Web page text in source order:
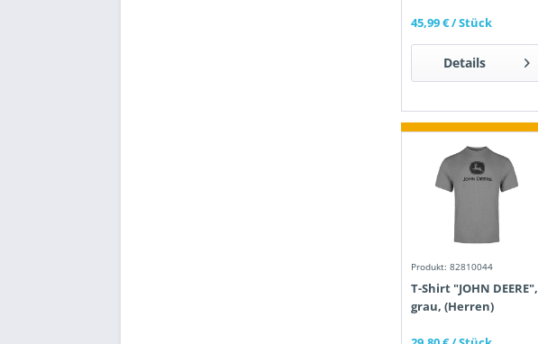
45,99 €/ Stück
Details
Produkt: 82810044
T-Shirt "JOHN DEERE",
grau, (Herren)